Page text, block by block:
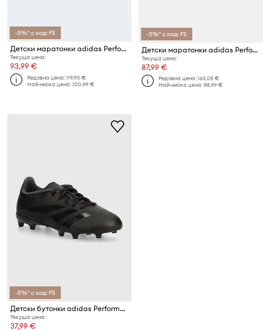
-5%* с код: FS
Детски маратонки adidas Performance adizero Evo
Текуща цена:
93,99 €
Редовна цена:119,90 €
Най-ниска цена:100,99 €
-5%* с код: FS
Детски маратонки adidas Performance ULTRABOOST 5
Текуща цена:
87,99 €
Редовна цена:163,05 €
Най-ниска цена:88,99 €
-5%* с код: FS
Детски бутонки adidas Performance PREDATOR LEAGUE FG
Текуща цена:
37,99 €